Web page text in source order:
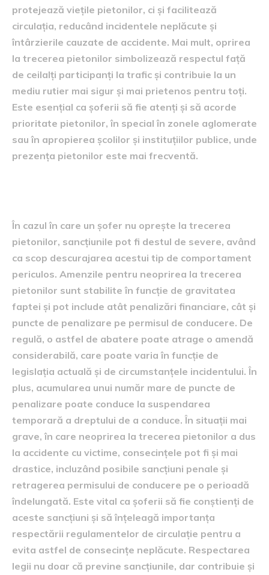
protejează viețile pietonilor, ci și facilitează
circulația, reducând incidentele neplăcute și
întârzierile cauzate de accidente. Mai mult, oprirea
la trecerea pietonilor simbolizează respectul față
de ceilalți participanți la trafic și contribuie la un
mediu rutier mai sigur și mai prietenos pentru toți.
Este esențial ca șoferii să fie atenți și să acorde
prioritate pietonilor, în special în zonele aglomerate
sau în apropierea școlilor și instituțiilor publice, unde
prezența pietonilor este mai frecventă.
În cazul în care un șofer nu oprește la trecerea
pietonilor, sancțiunile pot fi destul de severe, având
ca scop descurajarea acestui tip de comportament
periculos. Amenzile pentru neoprirea la trecerea
pietonilor sunt stabilite în funcție de gravitatea
faptei și pot include atât penalizări financiare, cât și
puncte de penalizare pe permisul de conducere. De
regulă, o astfel de abatere poate atrage o amendă
considerabilă, care poate varia în funcție de
legislația actuală și de circumstanțele incidentului. În
plus, acumularea unui număr mare de puncte de
penalizare poate conduce la suspendarea
temporară a dreptului de a conduce. În situații mai
grave, în care neoprirea la trecerea pietonilor a dus
la accidente cu victime, consecințele pot fi și mai
drastice, incluzând posibile sancțiuni penale și
retragerea permisului de conducere pe o perioadă
îndelungată. Este vital ca șoferii să fie conștienți de
aceste sancțiuni și să înțeleagă importanța
respectării regulamentelor de circulație pentru a
evita astfel de consecințe neplăcute. Respectarea
legii nu doar că previne sancțiunile, dar contribuie și